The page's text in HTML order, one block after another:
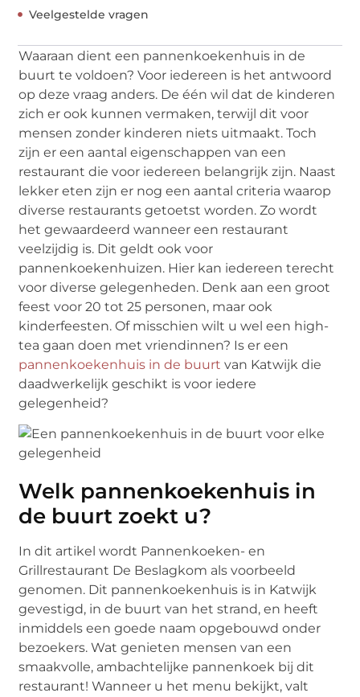
Veelgestelde vragen
Waaraan dient een pannenkoekenhuis in de
buurt te voldoen? Voor iedereen is het antwoord
op deze vraag anders. De één wil dat de kinderen
zich er ook kunnen vermaken, terwijl dit voor
mensen zonder kinderen niets uitmaakt. Toch
zijn er een aantal eigenschappen van een
restaurant die voor iedereen belangrijk zijn. Naast
lekker eten zijn er nog een aantal criteria waarop
diverse restaurants getoetst worden. Zo wordt
het gewaardeerd wanneer een restaurant
veelzijdig is. Dit geldt ook voor
pannenkoekenhuizen. Hier kan iedereen terecht
voor diverse gelegenheden. Denk aan een groot
feest voor 20 tot 25 personen, maar ook
kinderfeesten. Of misschien wilt u wel een high-
tea gaan doen met vriendinnen? Is er een
pannenkoekenhuis in de buurt van Katwijk die
daadwerkelijk geschikt is voor iedere
gelegenheid?
Welk pannenkoekenhuis in
de buurt zoekt u?
In dit artikel wordt Pannenkoeken- en
Grillrestaurant De Beslagkom als voorbeeld
genomen. Dit pannenkoekenhuis is in Katwijk
gevestigd, in de buurt van het strand, en heeft
inmiddels een goede naam opgebouwd onder
bezoekers. Wat genieten mensen van een
smaakvolle, ambachtelijke pannenkoek bij dit
restaurant! Wanneer u het menu bekijkt, valt